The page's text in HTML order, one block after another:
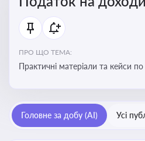
ПРО ЩО ТЕМА:
Практичні матеріали та кейси
Головне за добу (AI) Усі